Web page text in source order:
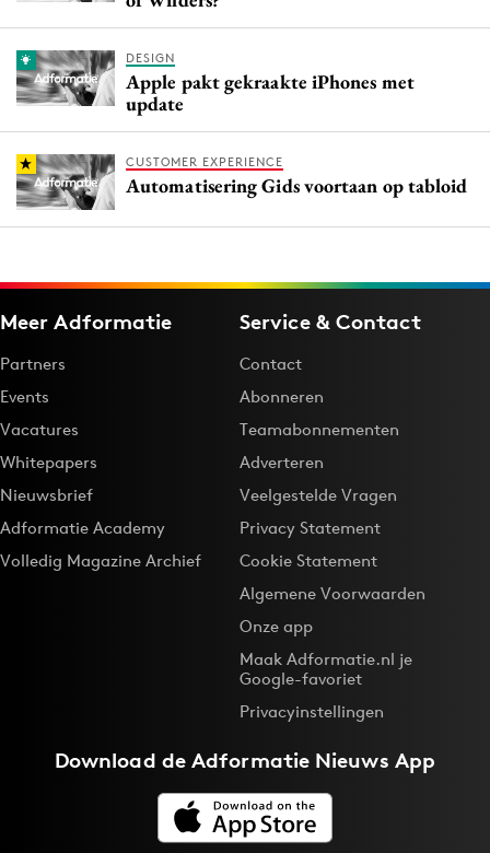
DESIGN
Apple pakt gekraakte iPhones met
update
CUSTOMER EXPERIENCE
Automatisering Gids voortaan op tabloid
Meer Adformatie
Partners
Events
Vacatures
Whitepapers
Nieuwsbrief
Adformatie Academy
Volledig Magazine Archief
Service & Contact
Contact
Abonneren
Teamabonnementen
Adverteren
Veelgestelde Vragen
Privacy Statement
Cookie Statement
Algemene Voorwaarden
Onze app
Maak Adformatie.nl je
Google-favoriet
Privacyinstellingen
Download deAdformatie Nieuws App